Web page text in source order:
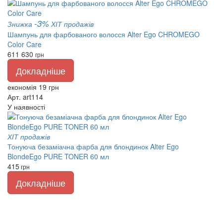
Знижка -3% ХІТ продажів
Шампунь для фарбованого волосся Alter Ego CHROMEGO
Color Care
611 630 грн
Докладніше
економія 19 грн
Арт. art114
У наявності
ХІТ продажів
Тонуюча безаміачна фарба для блондинок Alter Ego
BlondeEgo PURE TONER 60 мл
415грн
Докладніше